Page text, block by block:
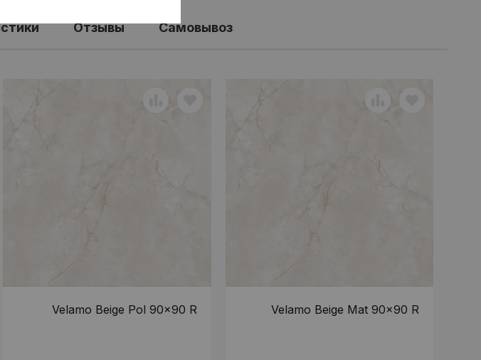
Velamo Beige Pol 90x90 R Velamo Beige Mat 90x90 R
Отзывы Самовывоз